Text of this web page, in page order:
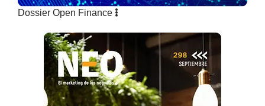
Dossier Open Finance